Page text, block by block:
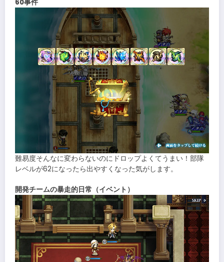
60事件
難易度そんなに変わらないのにドロップよくてうまい！部隊
レベルが62になったら出やすくなった気がします。
開発チームの暴走的日常（イベント）